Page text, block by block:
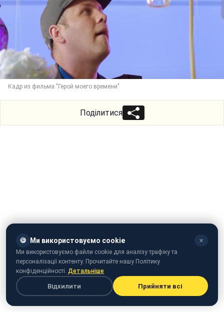
Кадр из фильма "Герой моего времени"
Поділитися
🍪 Ми використовуємо cookie ✕
Ми використовуємо файли cookie для аналізу трафіку та
персоналізації контенту. Прочитайте нашу Політику
конфіденційності. Детальніше
Відхилити Прийняти всі